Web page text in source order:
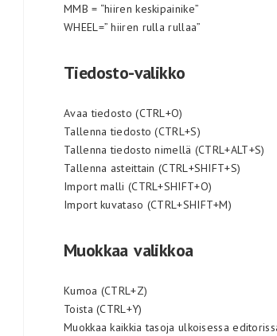
MMB = “hiiren keskipainike”
WHEEL=” hiiren rulla rullaa”
Tiedosto-valikko
Avaa tiedosto (CTRL+O)
Tallenna tiedosto (CTRL+S)
Tallenna tiedosto nimellä (CTRL+ALT+S)
Tallenna asteittain (CTRL+SHIFT+S)
Import malli (CTRL+SHIFT+O)
Import kuvataso (CTRL+SHIFT+M)
Muokkaa valikkoa
Kumoa (CTRL+Z)
Toista (CTRL+Y)
Muokkaa kaikkia tasoja ulkoisessa